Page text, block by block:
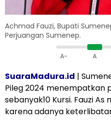
Achmad Fauzi, Bupati
Perjuangan Sumenep.
A- A
SuaraMadura.id |
Pileg 2024 menempatkan
sebanyak10 Kursi. Fauzi
karena adanya